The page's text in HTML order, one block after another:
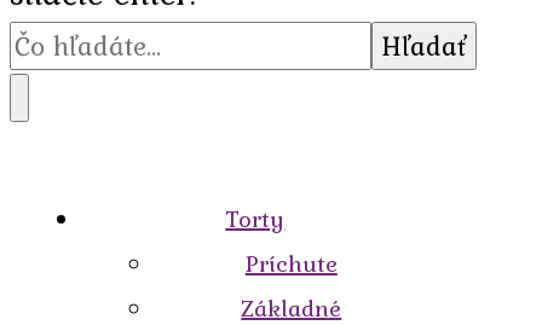
Torty
Príchute
Základné